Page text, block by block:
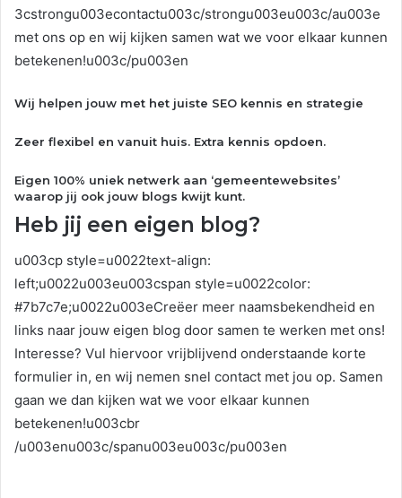
3cstrongu003econtactu003c/strongu003eu003c/au003e
met ons op en wij kijken samen wat we voor elkaar kunnen
betekenen!u003c/pu003en
Wij helpen jouw met het juiste SEO kennis en strategie
Zeer flexibel en vanuit huis. Extra kennis opdoen.
Eigen 100% uniek netwerk aan ‘gemeentewebsites’
waarop jij ook jouw blogs kwijt kunt.
Heb jij een eigen blog?
u003cp style=u0022text-align:
left;u0022u003eu003cspan style=u0022color:
#7b7c7e;u0022u003eCreëer meer naamsbekendheid en
links naar jouw eigen blog door samen te werken met ons!
Interesse? Vul hiervoor vrijblijvend onderstaande korte
formulier in, en wij nemen snel contact met jou op. Samen
gaan we dan kijken wat we voor elkaar kunnen
betekenen!u003cbr
/u003enu003c/spanu003eu003c/pu003en